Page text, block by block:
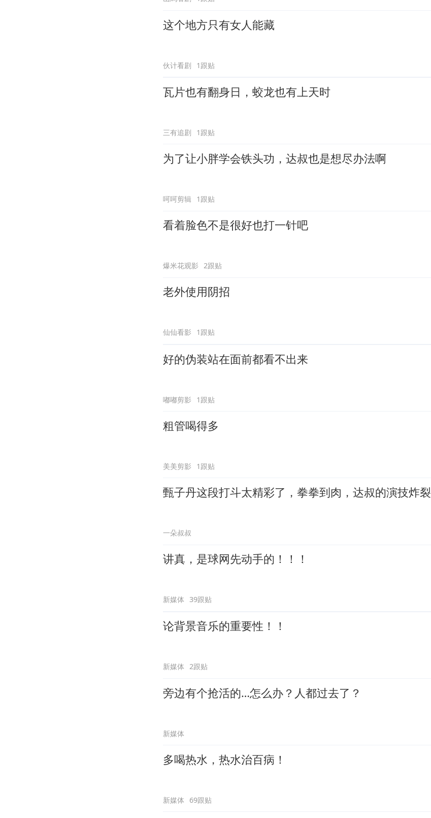
这个地方只有女人能藏
伙计看剧 1跟贴
瓦片也有翻身日，蛟龙也有上天时
三有追剧 1跟贴
为了让小胖学会铁头功，达叔也是想尽办法啊
呵呵剪辑 1跟贴
看着脸色不是很好也打一针吧
爆米花观影 2跟贴
老外使用阴招
仙仙看影 1跟贴
好的伪装站在面前都看不出来
嘟嘟剪影 1跟贴
粗管喝得多
美美剪影 1跟贴
甄子丹这段打斗太精彩了，拳拳到肉，达叔的演技炸裂
一朵叔叔
讲真，是球网先动手的！！！
新媒体 39跟贴
论背景音乐的重要性！！
新媒体 2跟贴
旁边有个抢活的…怎么办？人都过去了？
新媒体
多喝热水，热水治百病！
新媒体 69跟贴